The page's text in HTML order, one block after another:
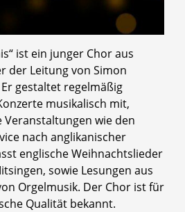
ist ein junger Chor aus
der Leitung von Simon
gestaltet regelmäßig
musikalisch mit,
wie den
nach anglikanischer
englische Weihnachtslieder
sowie Lesungen aus
Orgelmusik. Der Chor ist für
Qualität bekannt.